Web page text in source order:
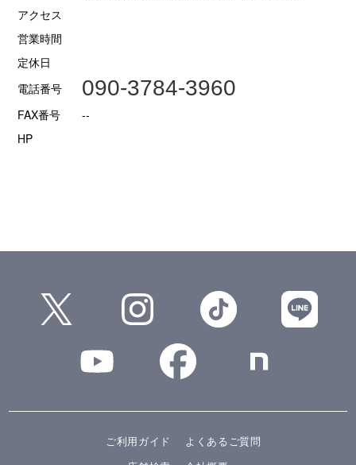
アクセス
営業時間
定休日
電話番号
090-3784-3960
FAX番号
--
HP
ご利用ガイド
よくあるご質問